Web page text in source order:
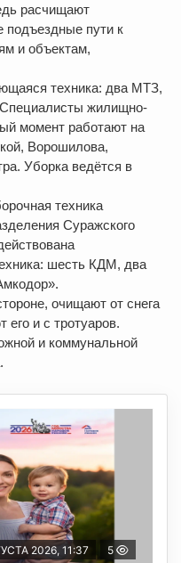
расчищают
подъездные пути к
и объектам,
техника: два МТЗ,
жилищно-
момент работают на
Ворошилова,
Уборка ведётся в
техника
Суражского
шесть КДМ, два
очищают от снега
и с тротуаров.
и коммунальной
2026, 11:37 5